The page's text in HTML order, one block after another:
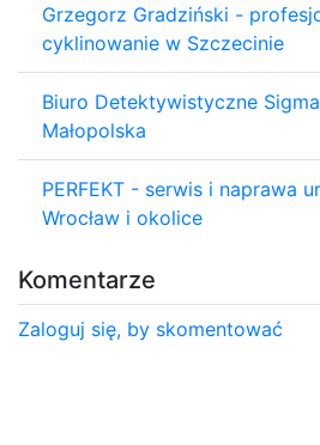
Grzegorz Gradziński -
cyklinowanie w Szczecinie
Biuro Detektywistyczne
Małopolska
PERFEKT - serwis i naprawa
Wrocław i okolice
Komentarze
Zaloguj się, by skomentować